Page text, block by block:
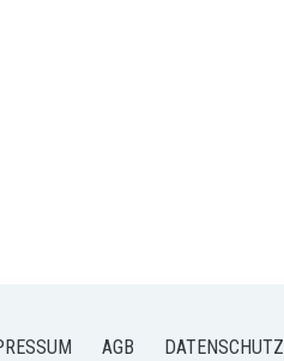
AGB DATENSCHUTZ